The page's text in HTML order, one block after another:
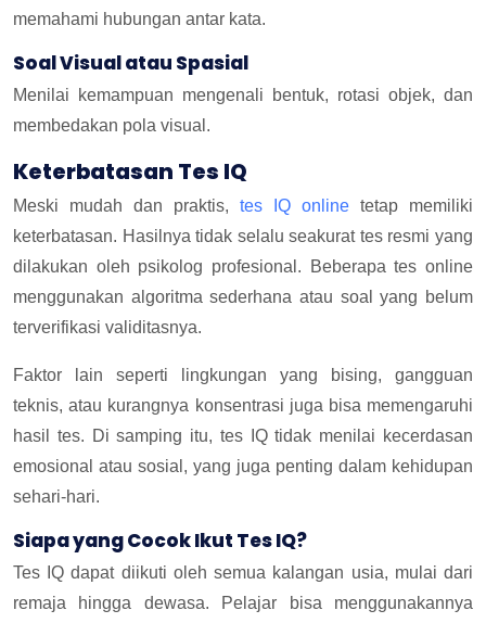
memahami hubungan antar kata.
Soal Visual atau Spasial
Menilai kemampuan mengenali bentuk, rotasi objek, dan
membedakan pola visual.
Keterbatasan Tes IQ
Meski mudah dan praktis, tes IQ online tetap memiliki
keterbatasan. Hasilnya tidak selalu seakurat tes resmi yang
dilakukan oleh psikolog profesional. Beberapa tes online
menggunakan algoritma sederhana atau soal yang belum
terverifikasi validitasnya.
Faktor lain seperti lingkungan yang bising, gangguan
teknis, atau kurangnya konsentrasi juga bisa memengaruhi
hasil tes. Di samping itu, tes IQ tidak menilai kecerdasan
emosional atau sosial, yang juga penting dalam kehidupan
sehari-hari.
Siapa yang Cocok Ikut Tes IQ?
Tes IQ dapat diikuti oleh semua kalangan usia, mulai dari
remaja hingga dewasa. Pelajar bisa menggunakannya